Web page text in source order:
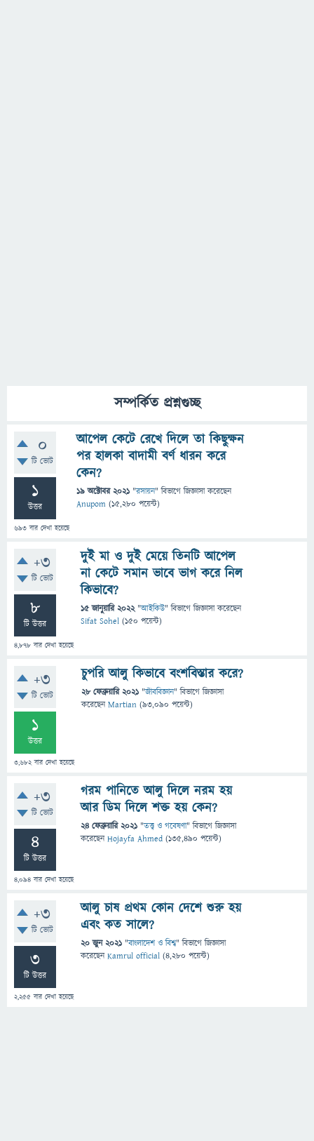
সম্পর্কিত প্রশ্নগুচ্ছ
0
টি ভোট
1
উত্তর
693 বার দেখা হয়েছে
আপেল কেটে রেখে দিলে তা কিছুক্ষন
পর হালকা বাদামী বর্ণ ধারন করে
কেন?
19 অক্টোবর 2021 "রসায়ন" বিভাগে জিজ্ঞাসাকরেছেন
Anupom (15,280 পয়েন্ট)
+3
টি ভোট
8
টি উত্তর
4,878 বার দেখা হয়েছে
দুই মা ও দুই মেয়ে তিনটি আপেল
না কেটে সমান ভাবে ভাগ করে নিল
কিভাবে?
15 জানুয়ারি 2022 "আইকিউ" বিভাগে জিজ্ঞাসাকরেছেন
Sifat Sohel (150 পয়েন্ট)
+3
টি ভোট
1
উত্তর
3,682বার দেখা হয়েছে
চুপরি আলু কিভাবে বংশবিস্তার করে?
28 ফেব্রুয়ারি 2021 "জীববিজ্ঞান" বিভাগে জিজ্ঞাসা
করেছেনMartian (93,090 পয়েন্ট)
+3
টি ভোট
4
টি উত্তর
4,094 বার দেখা হয়েছে
গরম পানিতে আলু দিলে নরম হয়
আর ডিম দিলে শক্ত হয় কেন?
24 ফেব্রুয়ারি 2021 "তত্ত্ব ও গবেষণা" বিভাগে জিজ্ঞাসা
করেছেনHojayfa Ahmed (135,490 পয়েন্ট)
+3
টি ভোট
3
টি উত্তর
2,255 বার দেখা হয়েছে
আলু চাষ প্রথম কোন দেশে শুরু হয়
এবং কত সালে?
20 জুন 2021 "বাংলাদেশ ও বিশ্ব" বিভাগে জিজ্ঞাসা
করেছেনKamrul official (4,280 পয়েন্ট)